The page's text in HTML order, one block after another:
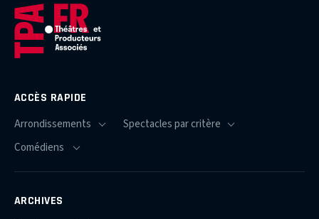
ACCÈS RAPIDE
ARCHIVES